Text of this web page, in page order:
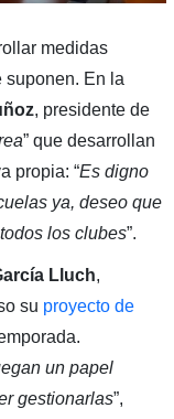
medidas
suponen. En la
, presidente de
” que desarrollan
propia: “Es digno
ya, deseo que
los clubes”.
Lluch,
su proyecto de
un papel
gestionarlas”,